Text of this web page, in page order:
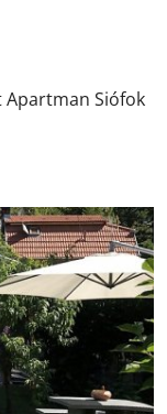
Siófok